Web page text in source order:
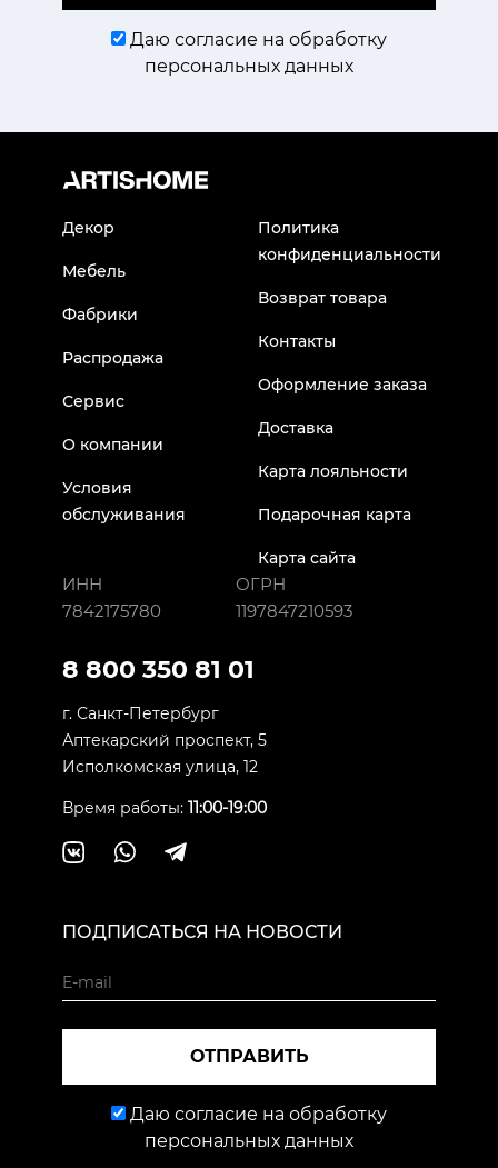
Даю согласие на обработку
персональных данных
Декор
Мебель
Фабрики
Распродажа
Сервис
О компании
Условия
обслуживания
Политика
конфиденциальности
Возврат товара
Контакты
Оформление заказа
Доставка
Карта лояльности
Подарочная карта
Карта сайта
ИНН
7842175780
ОГРН
1197847210593
8 800 350 81 01
г. Санкт-Петербург
Аптекарский проспект, 5
Исполкомская улица, 12
Время работы: 11:00-19:00
ПОДПИСАТЬСЯ НА НОВОСТИ
ОТПРАВИТЬ
Даю согласие на обработку
персональных данных